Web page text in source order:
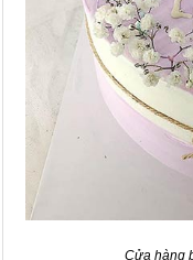
Cửa hàng